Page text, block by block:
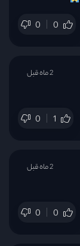
0 0
0 1
2 ماه قبل
0 0
2 ماه قبل